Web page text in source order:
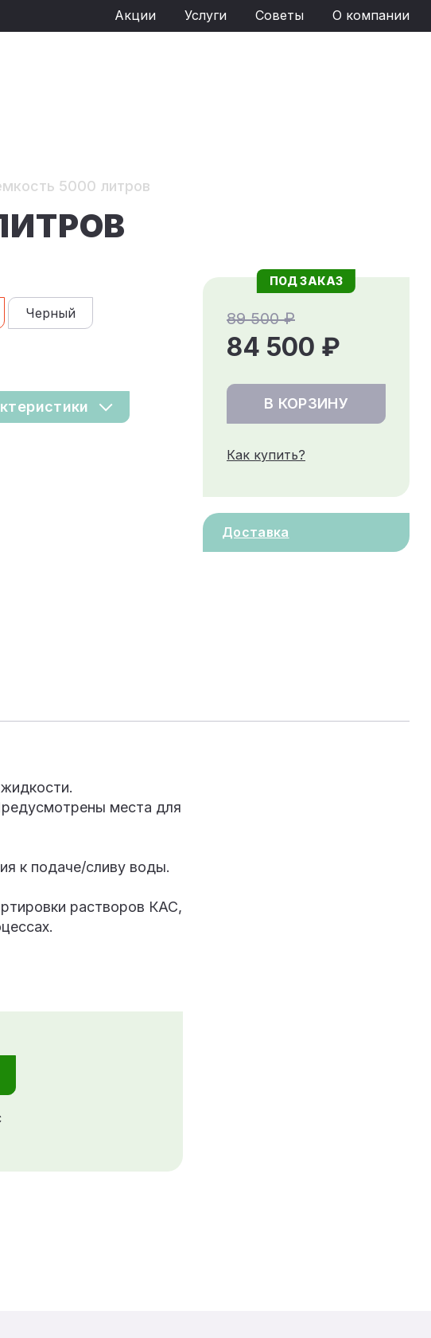
Акции Услуги Советы О компании
5000 литров
Черный
ПОД ЗАКАЗ
89 500 ₽
84 500 ₽
В КОРЗИНУ
Как купить?
Доставка
места для
к подаче/сливу воды.
растворов КАС,